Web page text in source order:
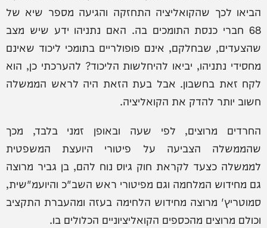
הביאו לכך שהקואליציה התחזקה והגיעה מספר שיא של
68 חברי כנסת התומכים בה. האם נתניהו ידע שיש מצב
שהצעדים, שבחלקם, אינם פופולריים בתומכי ליכוד שאינם
מחסידי נתניהו, יביאו להיחלשות הליכוד? להערכתי כן, הוא
לקח זאת בחשבון. אבל בעת הזאת היה לראש הממשלה
חשוב יותר להדק את הקואליציה.
החרדים מרוצים, לפי שעה ובאופן זמני בלבד, מכך
שהממשלה הצביעה על פיטורי היועצת המשפטית
לממשלה כצעד לקראת חוק גיוס נוח להם, בן גביר מרוצה
גם מחידוש המלחמה וגם מפיטורי ראש השב"כ והיועמ"שית,
סמוטריץ' מרוצה מחידוש הלחימה בעזה ומהעברת התקציב
וכולם מרוצים מהכספים הקואליציוניים הכלולים בו.